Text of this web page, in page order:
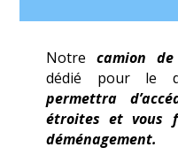
Notrecamion
dédié pour le
permettra
étroites et vous
déménagement.